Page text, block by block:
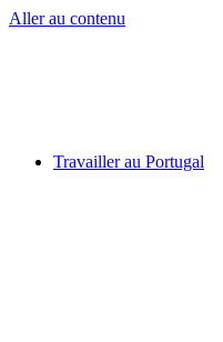
Aller au contenu
Travailler au Portugal